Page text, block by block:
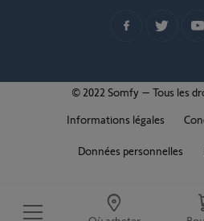
© 2022 Somfy – Tous les
Informations légales
Données personnelles